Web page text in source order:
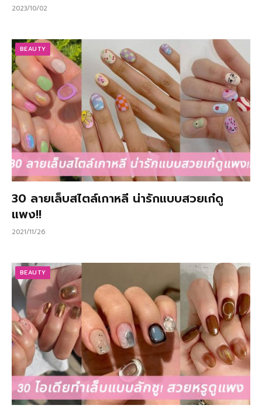
2023/10/02
BEAUTY
30 ลายเล็บสไตล์เกาหลี น่ารักแบบสวยเก๋ดู
แพง!!
2021/11/26
BEAUTY